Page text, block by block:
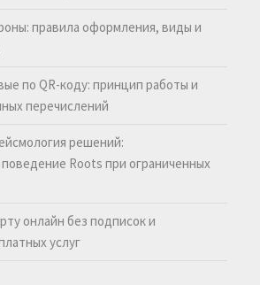
правила оформления, виды и
по QR-коду: принцип работы и
перечислений
решений:
Roots при ограниченных
онлайн без подписок и
услуг